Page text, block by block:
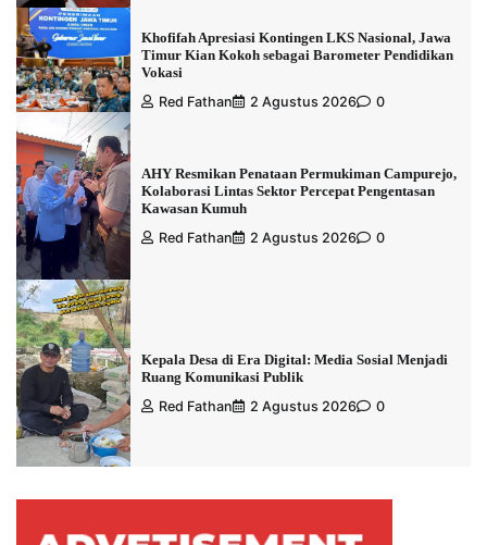
Khofifah Apresiasi Kontingen LKS Nasional, Jawa
Timur Kian Kokoh sebagai Barometer Pendidikan
Vokasi
Red Fathan
2 Agustus 2026 0
AHY Resmikan Penataan Permukiman Campurejo,
Kolaborasi Lintas Sektor Percepat Pengentasan
Kawasan Kumuh
Red Fathan
2 Agustus 2026 0
Kepala Desa di Era Digital: Media Sosial Menjadi
Ruang Komunikasi Publik
Red Fathan
2 Agustus 2026 0